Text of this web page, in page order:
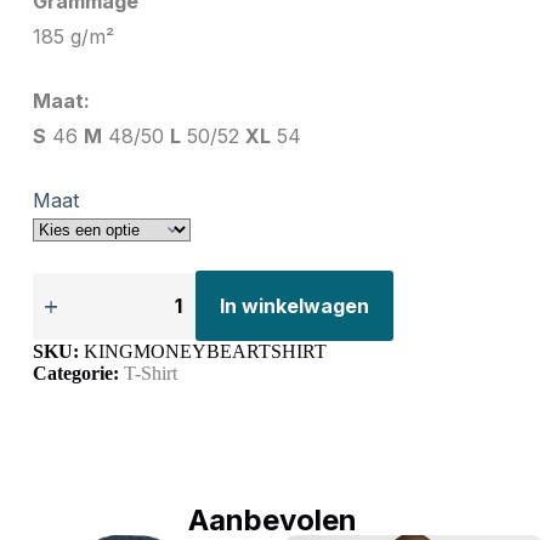
185 g/m²
Maat:
S 46 M 48/50 L50/52 XL54
Maat
In winkelwagen
SKU: KINGMONEYBEARTSHIRT
Categorie: T-Shirt
Aanbevolen